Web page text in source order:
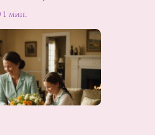
1 мин.